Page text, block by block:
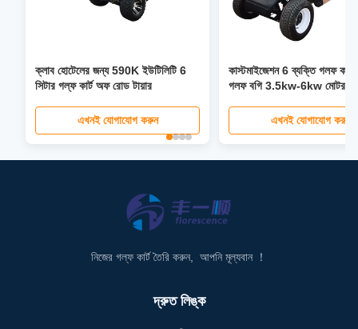
ক্লাব হোটেলের জন্য 590K ইউটিলিটি 6
সিটার গল্ফ কার্ট অফ রোড টায়ার
এখনই যোগাযোগ করুন
কাস্টমাইজেশন 6 ব্যক্তি গলফ কার্ট
গলফ বগি 3.5kw-6kw মোটর
এখনই যোগাযোগ করুন
নিজের গল্ফ কার্ট তৈরি করুন, আপনি মূল্যবান ！
দ্রুত লিঙ্ক